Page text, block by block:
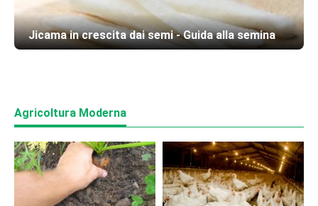
Jicama in crescita dai semi - Guida alla semina
Agricoltura Moderna